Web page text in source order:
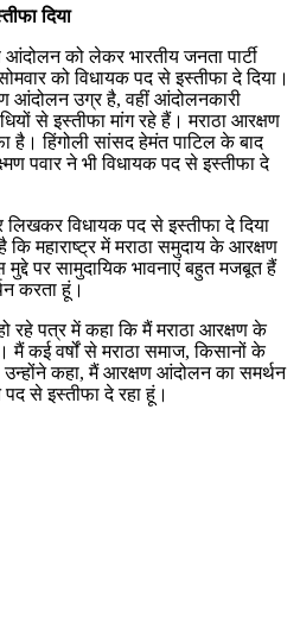
दिया
आंदोलन को लेकर भारतीय जनता पार्टी
को विधायक पद से इस्तीफा दे दिया।
आंदोलन उग्र है, वहीं आंदोलनकारी
से इस्तीफा मांग रहे हैं। मराठा आरक्षण
है। हिंगोली सांसद हेमंत पाटिल के बाद
पवार ने भी विधायक पद से इस्तीफा दे
लिखकर विधायक पद से इस्तीफा दे दिया
महाराष्ट्र में मराठा समुदाय के आरक्षण
पर सामुदायिक भावनाएं बहुत मजबूत हैं
करता हूं।
रहे पत्र में कहा कि मैं मराठा आरक्षण के
कई वर्षों से मराठा समाज, किसानों के
उन्होंने कहा, मैं आरक्षण आंदोलन का समर्थन
से इस्तीफा दे रहा हूं।